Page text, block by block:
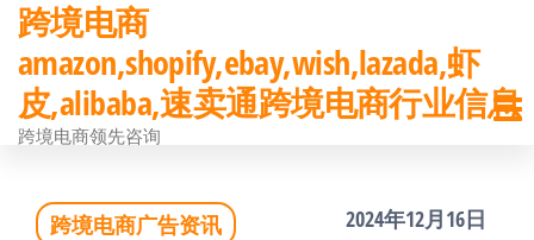
前
往
内
跨境电商
amazon,shopify,ebay,wish,lazada,虾
皮,alibaba,速卖通跨境电商行业信息
跨境电商领先咨询
跨境电商广告资讯 2024年12月16日